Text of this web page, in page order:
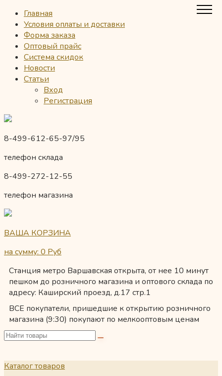
Главная
Условия оплаты и доставки
Форма заказа
Оптовый прайс
Система скидок
Новости
Статьи
Вход
Регистрация
8-499-612-65-97/95
телефон склада
8-499-272-12-55
телефон магазина
ВАША КОРЗИНА
на сумму: 0 Руб
Станция метро Варшавская открыта, от нее 10 минут
пешком до розничного магазина и оптового склада по
адресу: Каширский проезд, д.17 стр.1
ВСЕ покупатели, пришедшие к открытию розничного
магазина (9:30) покупают по мелкооптовым ценам
Каталог товаров